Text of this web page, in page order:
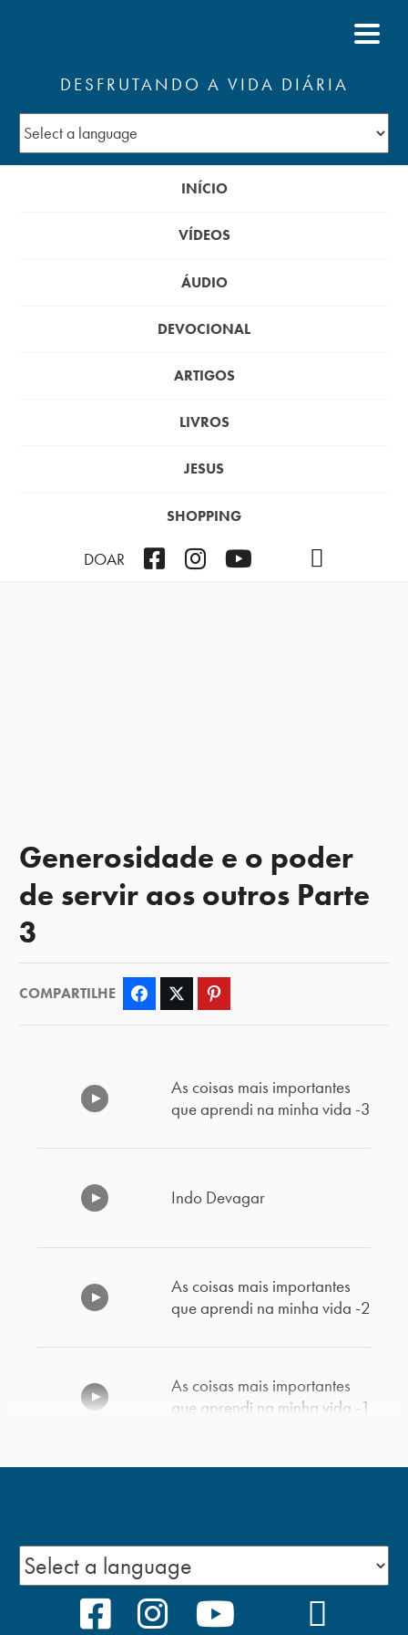
DESFRUTANDO A VIDA DIÁRIA
INÍCIO
VÍDEOS
ÁUDIO
DEVOCIONAL
ARTIGOS
LIVROS
JESUS
SHOPPING
DOAR FacebookInstagram
Generosidade e o poder
de servir aos outros Parte
3
COMPARTILHE Facebook Twitter
As coisas mais importantes
que aprendi na minha vida -3
Indo Devagar
As coisas mais importantes
que aprendi na minha vida -2
As coisas mais importantes
que aprendi na minha vida -1
Paciência consigo mesmo –
Parte 2
FACEBOOKINSTAGRAM